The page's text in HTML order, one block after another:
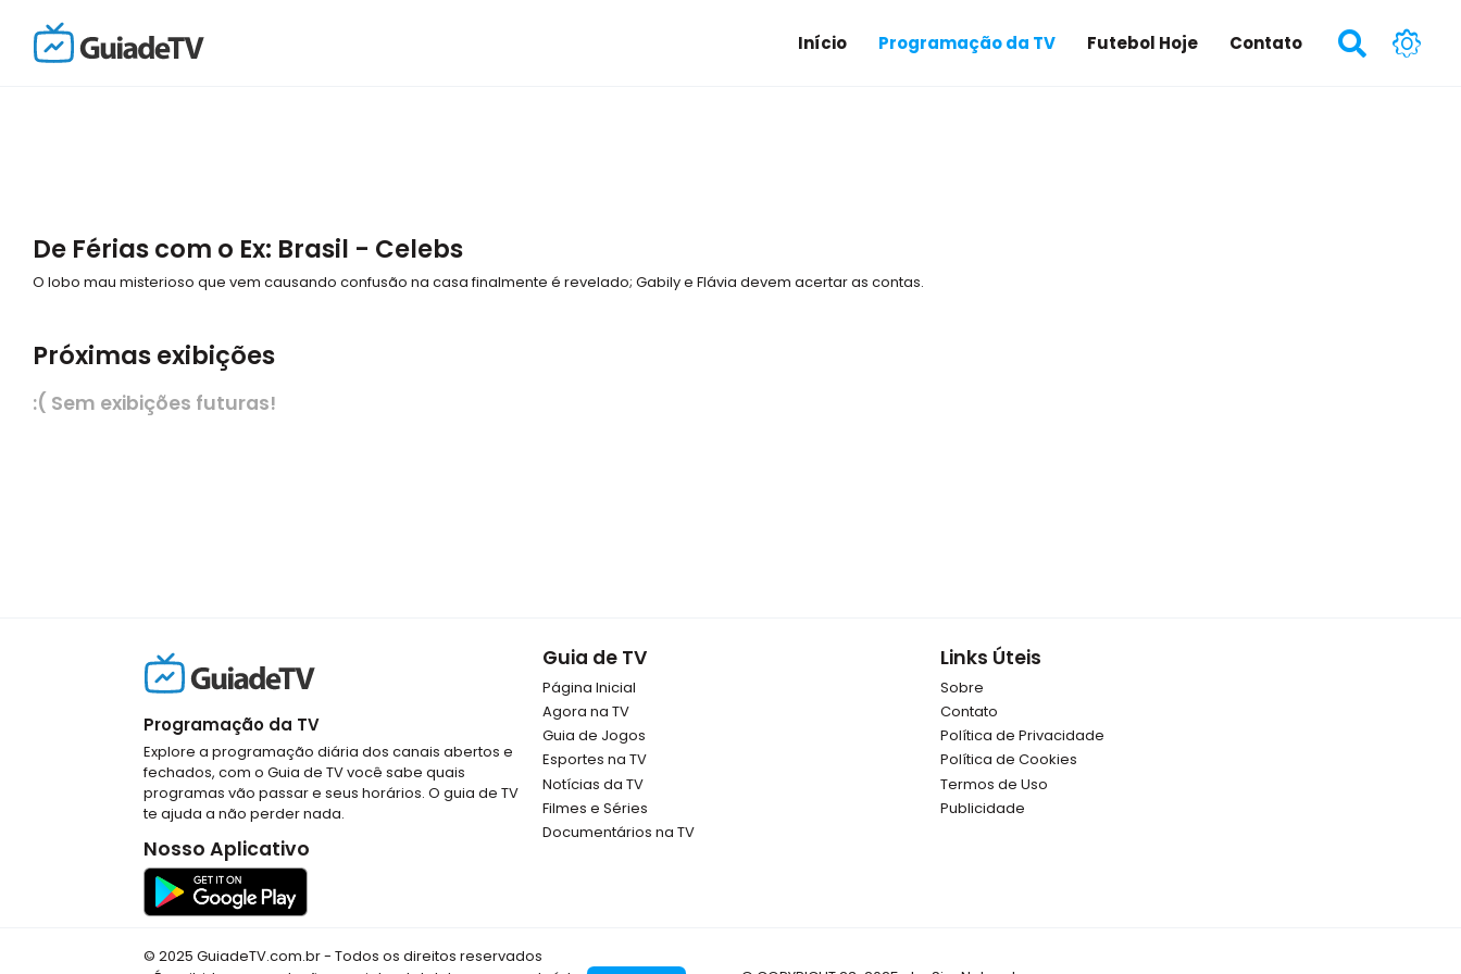
Início Programação da TV Futebol Hoje Contato
De Férias com o Ex: Brasil - Celebs
O lobo mau misterioso que vem causando confusão na casa finalmente é revelado; Gabily e Flávia devem acertar as contas.
Próximas exibições
:( Sem exibições futuras!
Programação da TV
Explore a programação diária dos canais abertos e
fechados, com o Guia de TV você sabe quais
programas vão passar e seus horários. O guia de TV
te ajuda a não perder nada.
Nosso Aplicativo
Guia de TV
Página Inicial
Agora na TV
Guia de Jogos
Esportes na TV
Notícias da TV
Filmes e Séries
Documentários na TV
Links Úteis
Sobre
Contato
Política de Privacidade
Política de Cookies
Termos de Uso
Publicidade
© 2025 GuiadeTV.com.br - Todos os direitos reservados